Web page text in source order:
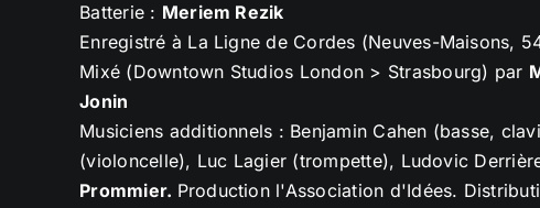
Batterie : Meriem Rezik
Enregistré à La Ligne de Cordes (Neuves-Maisons,
Mixé (Downtown Studios London > Strasbourg) par
Jonin
Musiciens additionnels : Benjamin Cahen (basse,
(violoncelle), Luc Lagier (trompette), Ludovic
Prommier. Production l'Association d'Idées.